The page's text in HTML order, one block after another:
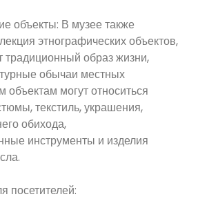
объекты: В музее также
этнографических объектов,
традиционный образ жизни,
обычаи местных
объектам могут относиться
текстиль, украшения,
обихода,
инструменты и изделия
посетителей: